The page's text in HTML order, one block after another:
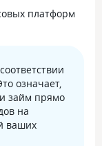
платформ
означает,
займ прямо
на
ваших